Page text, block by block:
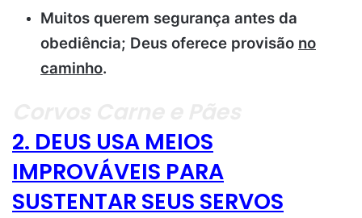
Muitos querem segurança antes da
obediência; Deus oferece provisão no
caminho.
2. DEUS USA MEIOS
IMPROVÁVEIS PARA
SUSTENTAR SEUS SERVOS